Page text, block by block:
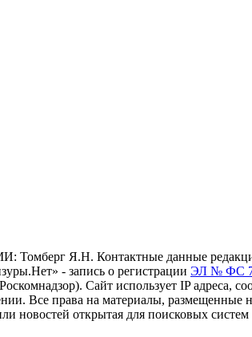
Томберг Я.Н. Контактные данные
- запись о регистрации ЭЛ № ФС
Сайт использует IP адреса,
Все права на материалы, размещенные
новостей открытая для поисковых